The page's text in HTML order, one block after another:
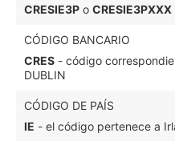
CRESIE3P o CRESIE3PXXX
CÓDIGO BANCARIO
CRES - código
DUBLIN
CÓDIGO DE PAÍS
IE - el código pertenece a